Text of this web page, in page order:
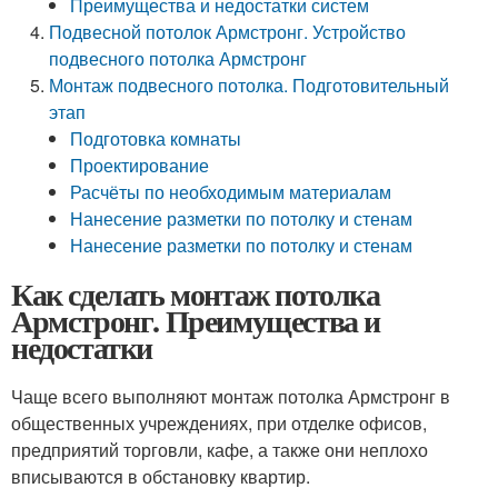
Подвесной потолок Армстронг. Устройство
подвесного потолка Армстронг
Монтаж подвесного потолка. Подготовительный
этап
Подготовка комнаты
Проектирование
Расчёты по необходимым материалам
Нанесение разметки по потолку и стенам
Нанесение разметки по потолку и стенам
Как сделать монтаж потолка
Армстронг. Преимущества и
недостатки
Чаще всего выполняют монтаж потолка Армстронг в
общественных учреждениях, при отделке офисов,
предприятий торговли, кафе, а также они неплохо
вписываются в обстановку квартир.